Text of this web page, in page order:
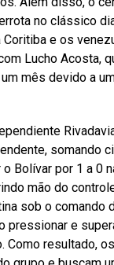
no clássico
e os
Lucho Acosta,
mês devido a
somando
Bolívar por 1 a 0
mão do
sob o comando
pressionar e
Como resultado,